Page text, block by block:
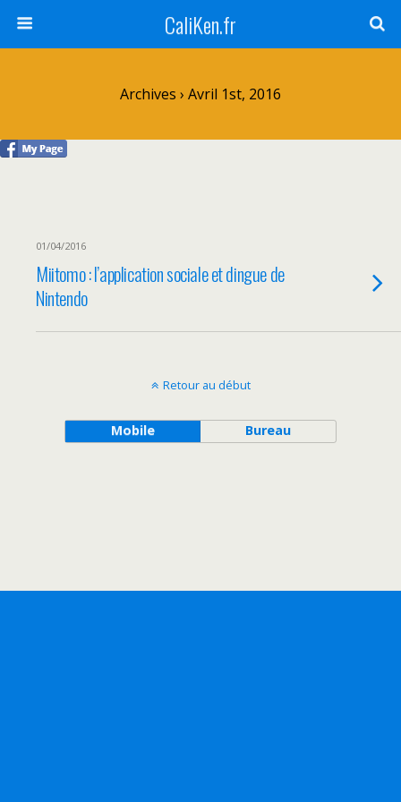
CaliKen.fr
Archives › Avril 1st, 2016
01/04/2016
Miitomo : l’application sociale et dingue de
Nintendo
Retour au début
Mobile Bureau